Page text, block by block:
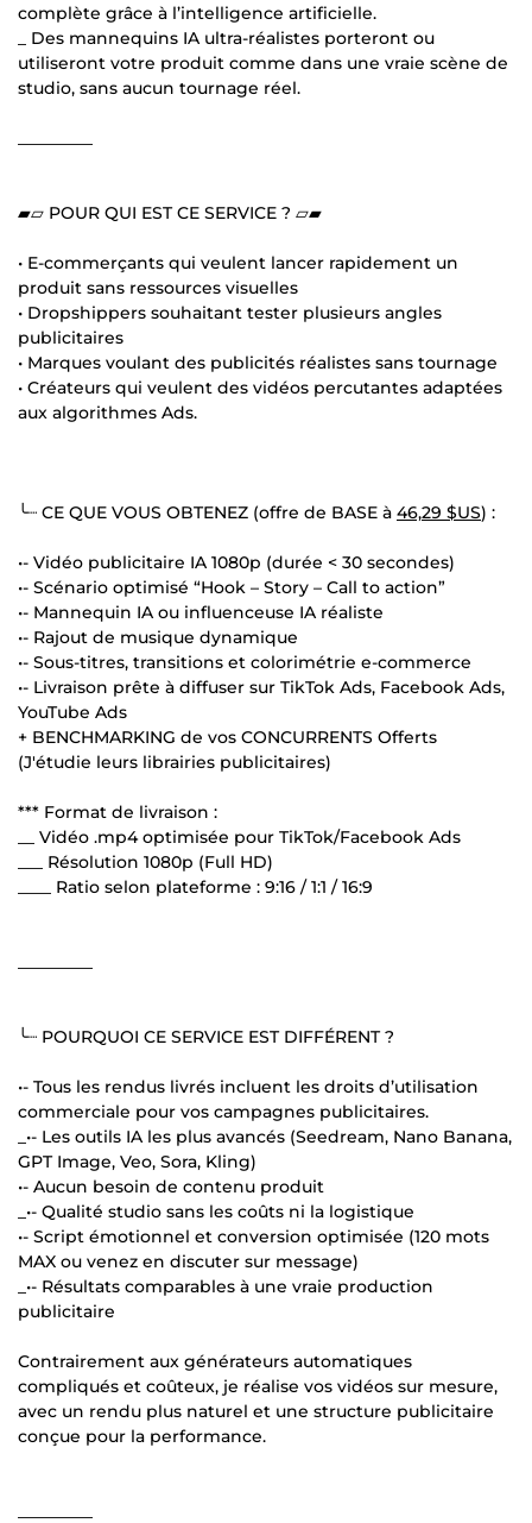
complète grâce à l’intelligence artificielle.
_ Des mannequins IA ultra-réalistes porteront ou
utiliseront votre produit comme dans une vraie scène de
studio, sans aucun tournage réel.
▰▱ POUR QUI EST CE SERVICE ? ▱▰
• E-commerçants qui veulent lancer rapidement un
produit sans ressources visuelles
• Dropshippers souhaitant tester plusieurs angles
publicitaires
• Marques voulant des publicités réalistes sans tournage
• Créateurs qui veulent des vidéos percutantes adaptées
aux algorithmes Ads.
╰┈ CE QUE VOUS OBTENEZ (offre de BASE à 46,29 $US) :
•- Vidéo publicitaire IA 1080p (durée < 30 secondes)
•- Scénario optimisé “Hook – Story – Call to action”
•- Mannequin IA ou influenceuse IA réaliste
•- Rajout de musique dynamique
•- Sous-titres, transitions et colorimétrie e-commerce
•- Livraison prête à diffuser sur TikTok Ads, Facebook Ads,
YouTube Ads
+ BENCHMARKING de vos CONCURRENTS Offerts
(J'étudie leurs librairies publicitaires)
*** Format de livraison :
__ Vidéo .mp4 optimisée pour TikTok/Facebook Ads
___ Résolution 1080p (Full HD)
____ Ratio selon plateforme : 9:16 / 1:1 / 16:9
╰┈ POURQUOI CE SERVICE EST DIFFÉRENT ?
•- Tous les rendus livrés incluent les droits d’utilisation
commerciale pour vos campagnes publicitaires.
_•- Les outils IA les plus avancés (Seedream, Nano Banana,
GPT Image, Veo, Sora, Kling)
•- Aucun besoin de contenu produit
_•- Qualité studio sans les coûts ni la logistique
•- Script émotionnel et conversion optimisée (120 mots
MAX ou venez en discuter sur message)
_•- Résultats comparables à une vraie production
publicitaire
Contrairement aux générateurs automatiques
compliqués et coûteux, je réalise vos vidéos sur mesure,
avec un rendu plus naturel et une structure publicitaire
conçue pour la performance.